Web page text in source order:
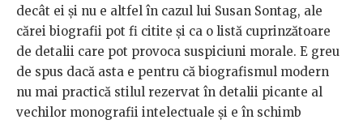
decât ei și nu e altfel în cazul lui Susan Sontag, ale
cărei biografii pot fi citite și ca o listă cuprinzătoare
de detalii care pot provoca suspiciuni morale. E greu
de spus dacă asta e pentru că biografismul modern
nu mai practică stilul rezervat în detalii picante al
vechilor monografii intelectuale și e în schimb